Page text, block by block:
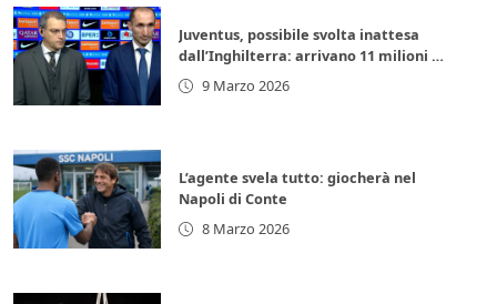
Juventus, possibile svolta inattesa
dall’Inghilterra: arrivano 11 milioni di
euro subito
9 Marzo 2026
L’agente svela tutto: giocherà nel
Napoli di Conte
8 Marzo 2026